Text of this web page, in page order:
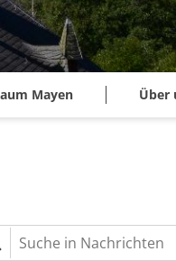
Mayen Über
in Nachrichten